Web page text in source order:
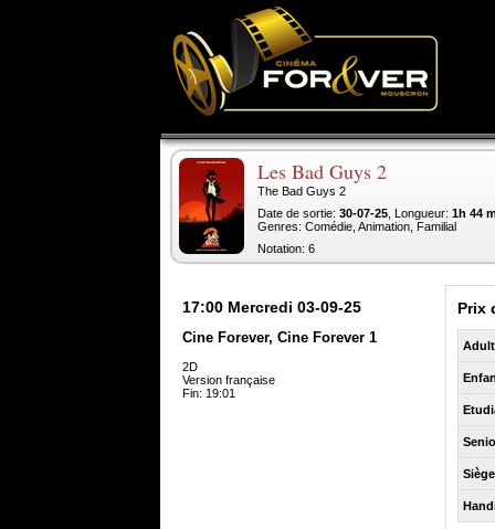
Les Bad Guys 2
The Bad Guys 2
Date de sortie: 30-07-25 , Longueur: 1h 44
Genres: Comédie, Animation, Familial
Notation: 6
17:00 Mercredi 03-09-25
Cine Forever, Cine Forever 1
2D
Version française
Fin: 19:01
Prix